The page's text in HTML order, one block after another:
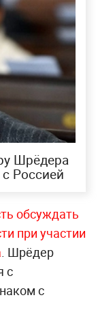
Шрёдера
Россией
обсуждать
при участии
. Шрёдер
с
с